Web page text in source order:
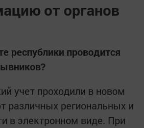
от органов
республики проводится
учет проходили в новом
региональных и
в электронном виде. При